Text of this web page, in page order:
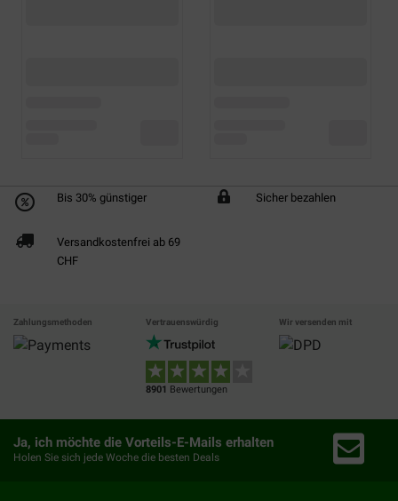
Bis 30% günstiger Sicher bezahlen
Versandkostenfrei ab 69
CHF
Zahlungsmethoden Vertrauenswürdig
8901 Bewertungen
Wir versenden mit
Ja, ich möchte die Vorteils-E-Mails erhalten
Holen Sie sich jede Woche die besten Deals